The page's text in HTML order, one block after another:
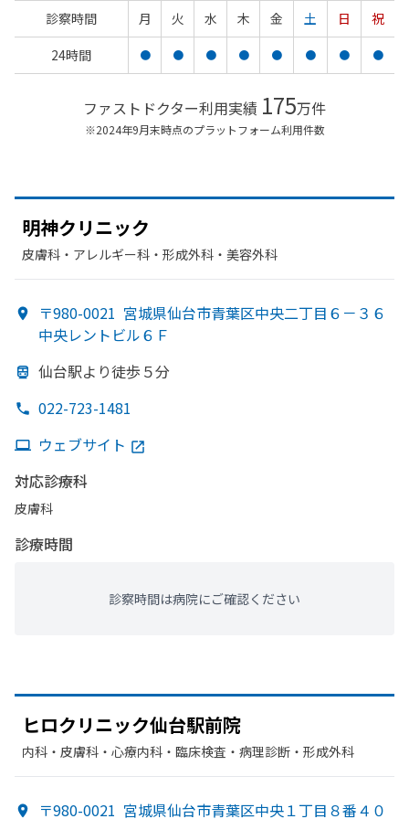
診察時間 月 火 水 木 金 土 日
祝
24時間
● ● ● ● ● ● ● ●
ファストドクター利用実績 175万件
※2024年9月末時点のプラットフォーム利用件数
明神クリニック
皮膚科・​アレルギー科・​形成外科・​美容外科
〒980-0021 宮城県仙台市青葉区中央二丁目６－３６
中央レントビル６Ｆ
仙台駅より徒歩５分
022-723-1481
ウェブサイト
対応診療科
皮膚科
診療時間
診察時間は病院にご確認ください
ヒロクリニック仙台駅前院
内科・​皮膚科・​心療内科・​臨床検査・病理診断・​形成外科
〒980-0021 宮城県仙台市青葉区中央１丁目８番４０